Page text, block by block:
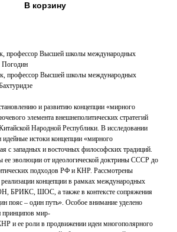
В корзину
профессор Высшей школы международных
профессор Высшей школы международных
и развитию концепции «мирного
элемента внешнеполитических стратегий
Народной Республики. В исследовании
истоки концепции «мирного
с западных и восточных философских традиций.
ее эволюции от идеологической доктрины СССР до
подходов РФ и КНР. Рассмотрены
концепции в рамках международных
БРИКС, ШОС, а также в контексте сопряжения
пояс – один путь». Особое внимание уделено
принципов мир-
и ее роли в продвижении идеи многополярного